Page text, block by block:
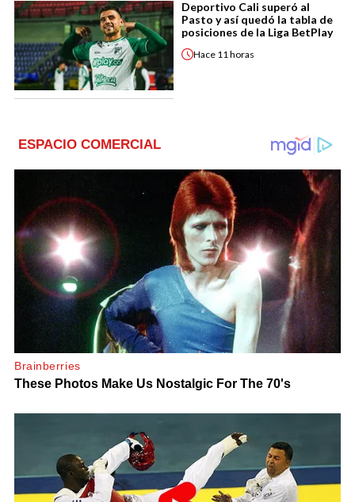
Deportivo Cali superó al
Pasto y así quedó la tabla de
posiciones de la Liga BetPlay
Hace 11 horas